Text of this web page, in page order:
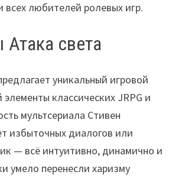
всех любителей ролевых игр.
Атака света
уникальный игровой
классических JRPG и
мультсериала Стивен
избыточных диалогов или
— всё интуитивно, динамично и
умело перенесли харизму